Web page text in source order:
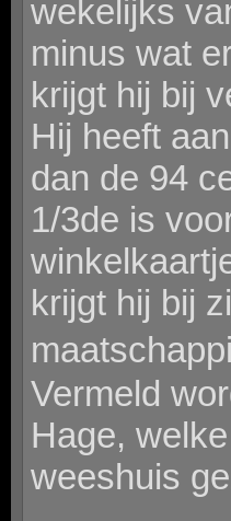
wekelijks
minus wat
krijgt hij bij
Hij heeft
dan de 94
1/3de is
krijgt hij bij
Vermeld
Hage,
weeshuis